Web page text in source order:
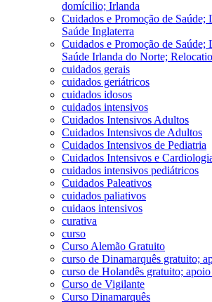
domícilio; Irlanda
Cuidados e Promoção de Saúde;
Saúde Inglaterra
Cuidados e Promoção de Saúde;
Saúde Irlanda do Norte;
cuidados gerais
cuidados geriátricos
cuidados idosos
cuidados intensivos
Cuidados Intensivos Adultos
Cuidados Intensivos de Adultos
Cuidados Intensivos de Pediatria
Cuidados Intensivos e
cuidados intensivos pediátricos
Cuidados Paleativos
cuidados paliativos
cuidaos intensivos
curativa
curso
Curso Alemão Gratuito
curso de Dinamarquês gratuito;
curso de Holandês gratuito;
Curso de Vigilante
Curso Dinamarquês